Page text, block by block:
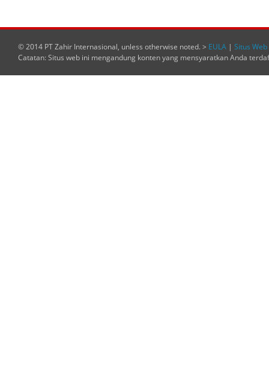
© 2014 PT Zahir Internasional, unless otherwise noted. > EULA | Situs
Catatan: Situs web ini mengandung konten yang mensyaratkan Anda